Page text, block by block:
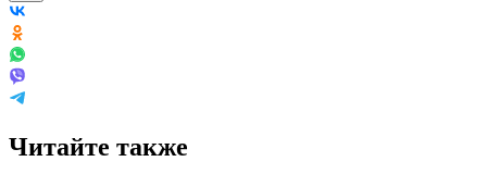
Читайте также